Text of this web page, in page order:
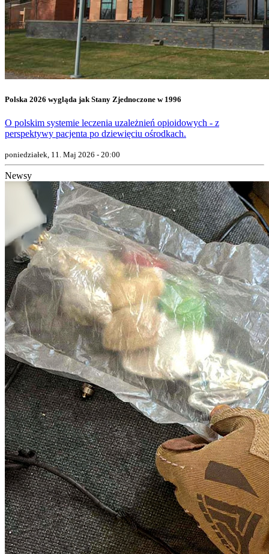
Polska 2026 wygląda jak Stany Zjednoczone w 1996
O polskim systemie leczenia uzależnień opioidowych - z
perspektywy pacjenta po dziewięciu ośrodkach.
poniedziałek, 11. Maj 2026 - 20:00
Newsy